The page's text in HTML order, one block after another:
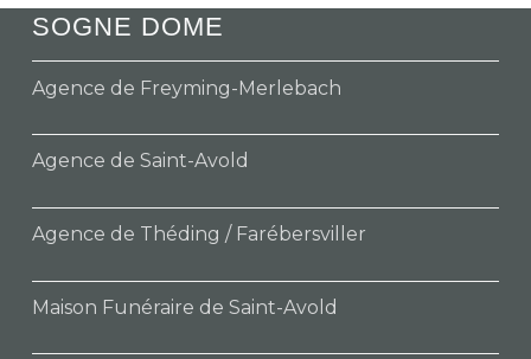
SOGNE DOME
Agence de Freyming-Merlebach
Agence de Saint-Avold
Agence de Théding / Farébersviller
Maison Funéraire de Saint-Avold